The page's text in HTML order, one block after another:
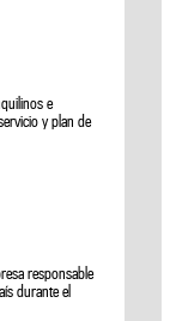
e
y plan de
responsable
durante el